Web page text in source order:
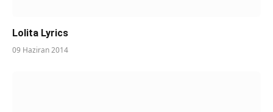
Lolita Lyrics
09 Haziran 2014